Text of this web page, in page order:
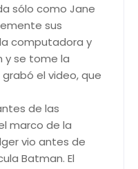
sólo como Jane
sus
computadora y
y se tome la
el video, que
de las
marco de la
vio antes de
Batman. El